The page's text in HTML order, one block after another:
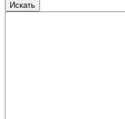
Искать